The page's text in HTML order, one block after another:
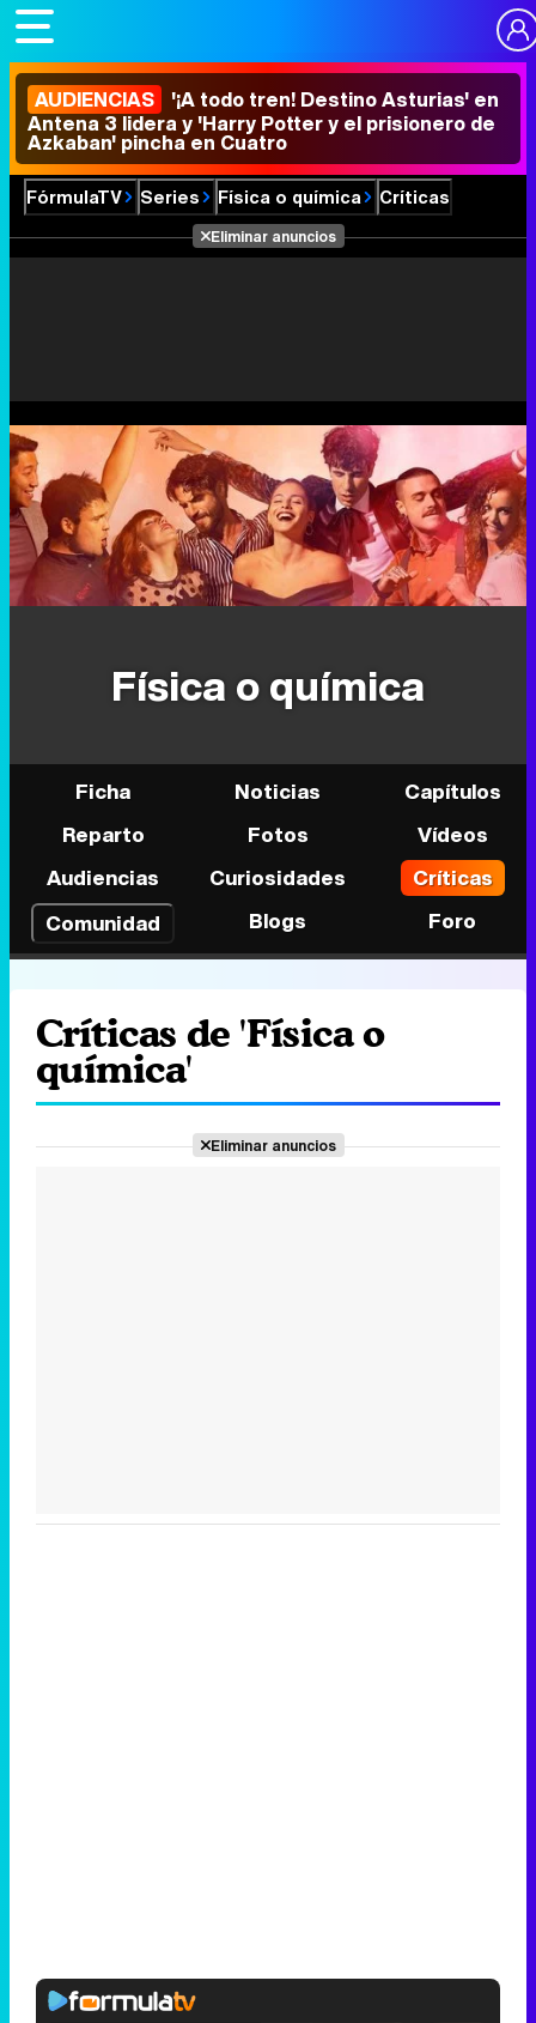
AUDIENCIAS '¡A todo tren! Destino Asturias' en
Antena 3 lidera y 'Harry Potter y el prisionero de
Azkaban' pincha en Cuatro
FórmulaTV Series Física o química Críticas
Eliminar anuncios
Física o química
Ficha Noticias
Capítulos
Reparto
Fotos
Vídeos
Audiencias
Curiosidades
Críticas
Comunidad
Blogs Foro
Críticas de 'Física o
química'
Eliminar anuncios